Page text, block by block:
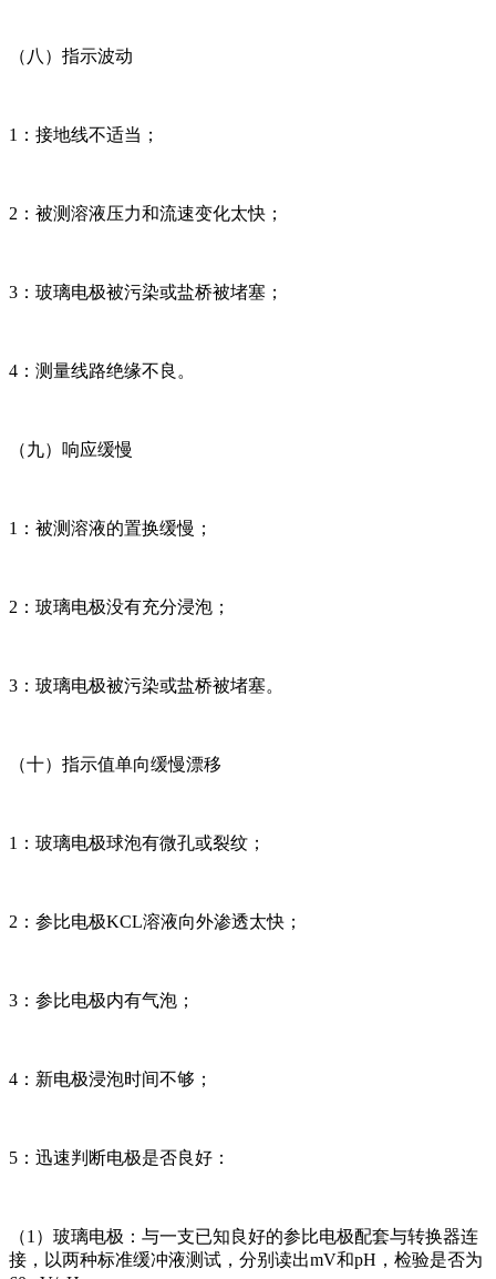
（八）指示波动
1：接地线不适当；
2：被测溶液压力和流速变化太快；
3：玻璃电极被污染或盐桥被堵塞；
4：测量线路绝缘不良。
（九）响应缓慢
1：被测溶液的置换缓慢；
2：玻璃电极没有充分浸泡；
3：玻璃电极被污染或盐桥被堵塞。
（十）指示值单向缓慢漂移
1：玻璃电极球泡有微孔或裂纹；
2：参比电极KCL溶液向外渗透太快；
3：参比电极内有气泡；
4：新电极浸泡时间不够；
5：迅速判断电极是否良好：
（1）玻璃电极：与一支已知良好的参比电极配套与转换器连
接，以两种标准缓冲液测试，分别读出mV和pH，检验是否为